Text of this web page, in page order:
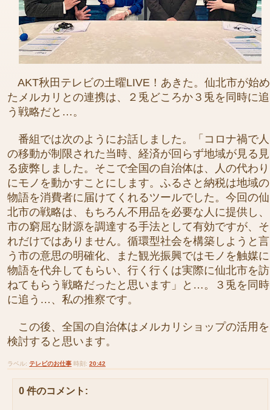
AKT秋田テレビの土曜LIVE！あきた。仙北市が始め
たメルカリとの連携は、２兎どころか３兎を同時に追
う戦略だと…。
番組では次のようにお話しました。「コロナ禍で人
の移動が制限された当時、経済が回らず地域が見る見
る疲弊しました。そこで全国の自治体は、人の代わり
にモノを動かすことにします。ふるさと納税は地域の
物語を消費者に届けてくれるツールでした。今回の仙
北市の戦略は、もちろん不用品を必要な人に提供し、
市の窮屈な財源を調達する手法として有効ですが、そ
れだけではありません。循環型社会を構築しようと言
う市の意思の明確化、また観光振興ではモノを触媒に
物語を代弁してもらい、行く行くは実際に仙北市を訪
ねてもらう戦略だったと思います」と…。３兎を同時
に追う…、私の推察です。
この後、全国の自治体はメルカリショップの活用を
検討すると思います。
ラベル: テレビのお仕事 時刻: 20:42
0 件のコメント: